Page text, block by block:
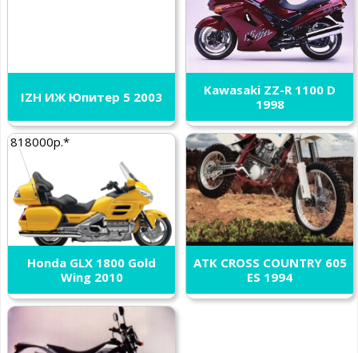
IZH ИЖ Юпитер 5 2003
Kawasaki ZZ-R 1100 D
1998
818000р.*
Honda GLX 1800 Gold
Wing 2010
ATK CROSS COUNTRY 605
ES 1994